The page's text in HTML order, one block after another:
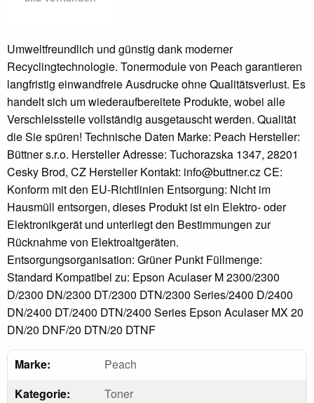
Umweltfreundlich und günstig dank moderner
Recyclingtechnologie. Tonermodule von Peach garantieren
langfristig einwandfreie Ausdrucke ohne Qualitätsverlust. Es
handelt sich um wiederaufbereitete Produkte, wobei alle
Verschleissteile vollständig ausgetauscht werden. Qualität
die Sie spüren! Technische Daten Marke: Peach Hersteller:
Büttner s.r.o. Hersteller Adresse: Tuchorazska 1347, 28201
Cesky Brod, CZ Hersteller Kontakt: info@buttner.cz CE:
Konform mit den EU-Richtlinien Entsorgung: Nicht im
Hausmüll entsorgen, dieses Produkt ist ein Elektro- oder
Elektronikgerät und unterliegt den Bestimmungen zur
Rücknahme von Elektroaltgeräten.
Entsorgungsorganisation: Grüner Punkt Füllmenge:
Standard Kompatibel zu: Epson Aculaser M 2300/2300
D/2300 DN/2300 DT/2300 DTN/2300 Series/2400 D/2400
DN/2400 DT/2400 DTN/2400 Series Epson Aculaser MX 20
DN/20 DNF/20 DTN/20 DTNF
Marke:
Peach
Kategorie:
Toner